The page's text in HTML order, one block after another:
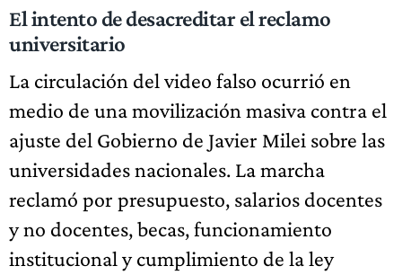
El intento de desacreditar el reclamo
universitario
La circulación del video falso ocurrió en
medio de una movilización masiva contra el
ajuste del Gobierno de Javier Milei sobre las
universidades nacionales. La marcha
reclamó por presupuesto, salarios docentes
y no docentes, becas, funcionamiento
institucional y cumplimiento de la ley